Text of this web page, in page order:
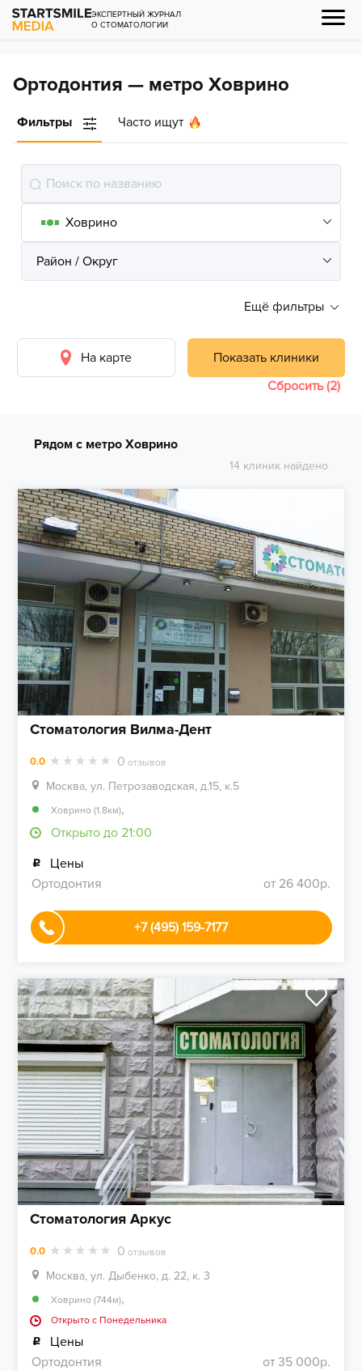
ЭКСПЕРТНЫЙ ЖУРНАЛ
О СТОМАТОЛОГИИ
Ортодонтия — метро Ховрино
Фильтры Часто ищут
Ещё фильтры
На карте
Показать клиники
Сбросить (2)
Рядом с метро Ховрино
14 клиник найдено
Стоматология Вилма-Дент
0.0 0 отзывов
Москва, ул. Петрозаводская, д.15, к.5
Ховрино (1.8км),
Открыто до 21:00
Цены
Ортодонтия
от 26 400р.
+7 (495) 159-7177
Стоматология Аркус
0.0 0 отзывов
Москва, ул. Дыбенко, д. 22, к. 3
Ховрино (744м),
Открыто c Понедельника
Цены
Ортодонтия
от 35 000р.